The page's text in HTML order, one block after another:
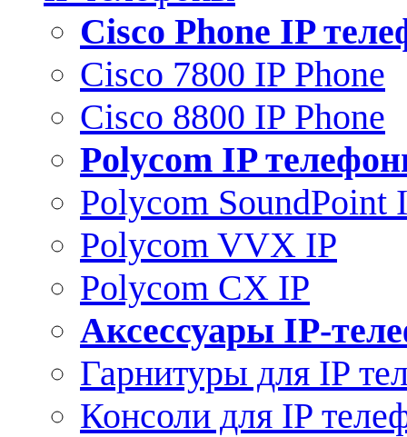
Сisco Phone IP
Cisco 7800 IP Phone
Cisco 8800 IP Phone
Polycom IP
Polycom SoundPoint
Polycom VVX IP
Polycom CX IP
Аксессуары IP-
Гарнитуры для IP
Консоли для IP